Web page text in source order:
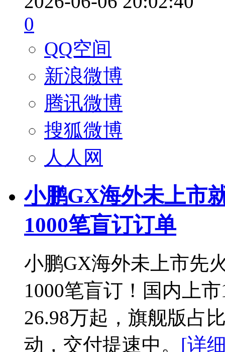
0
QQ空间
新浪微博
腾讯微博
搜狐微博
人人网
小鹏GX海外未上市
1000笔盲订订单
小鹏GX海外未上市先
1000笔盲订！国内上
26.98万起，旗舰版占
动，交付提速中。 [详